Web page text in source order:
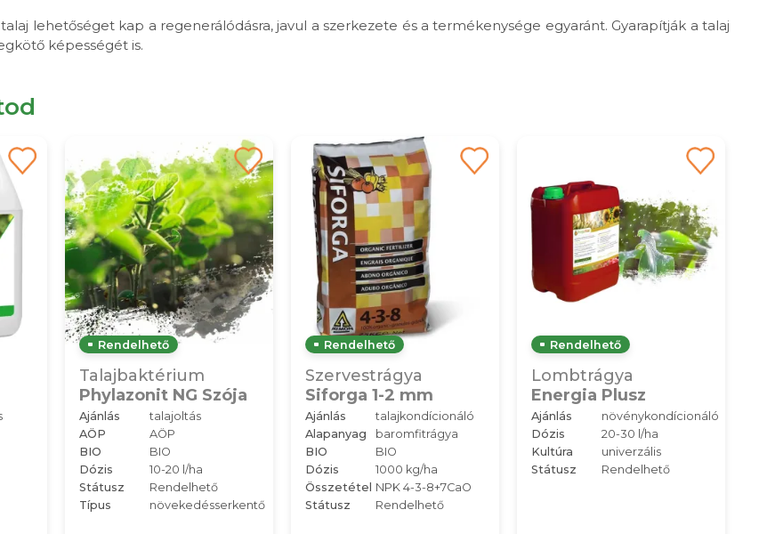
lehetőséget kap a regenerálódásra, javul a szerkezete és a termékenysége egyaránt. Gyarapítják a talaj
képességét is.
Rendelhető
Talajbaktérium
Phylazonit NG Szója
Ajánlás
talajoltás
AÖP
AÖP
BIO
BIO
Dózis
10-20 l/ha
Státusz
Rendelhető
Típus
növekedésserkentő
Rendelhető
Szervestrágya
Siforga 1-2 mm
Ajánlás
talajkondícionáló
Alapanyag
baromfitrágya
BIO
BIO
Dózis
1000 kg/ha
Összetétel NPK 4-3-8+7CaO
Státusz
Rendelhető
Rendelhető
Lombtrágya
Energia Plusz
Ajánlás
növénykondícionáló
Dózis
20-30 l/ha
Kultúra
univerzális
Státusz
Rendelhető